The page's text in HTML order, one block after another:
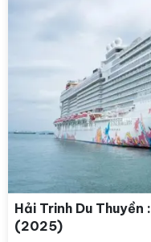
Hải Trinh Du
(2025)